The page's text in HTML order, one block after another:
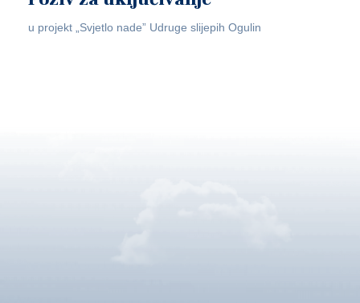
u projekt „Svjetlo nade” Udruge slijepih Ogulin